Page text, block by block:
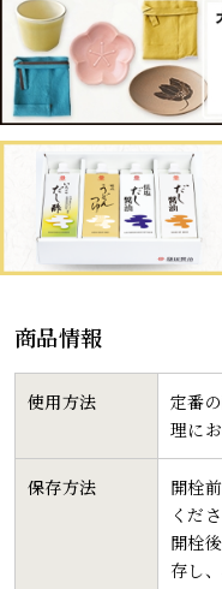
商品情報
使用方法
定番
理に
保存方法
開栓
くださ
開栓
存し